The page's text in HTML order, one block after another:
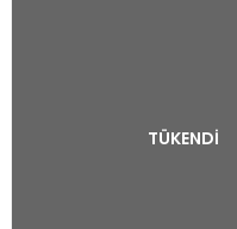
TÜKENDİ